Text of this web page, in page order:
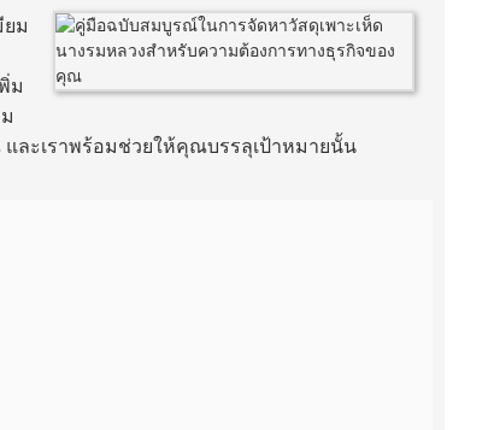
ยม
ม
ละเราพร้อมช่วยให้คุณบรรลุเป้าหมายนั้น